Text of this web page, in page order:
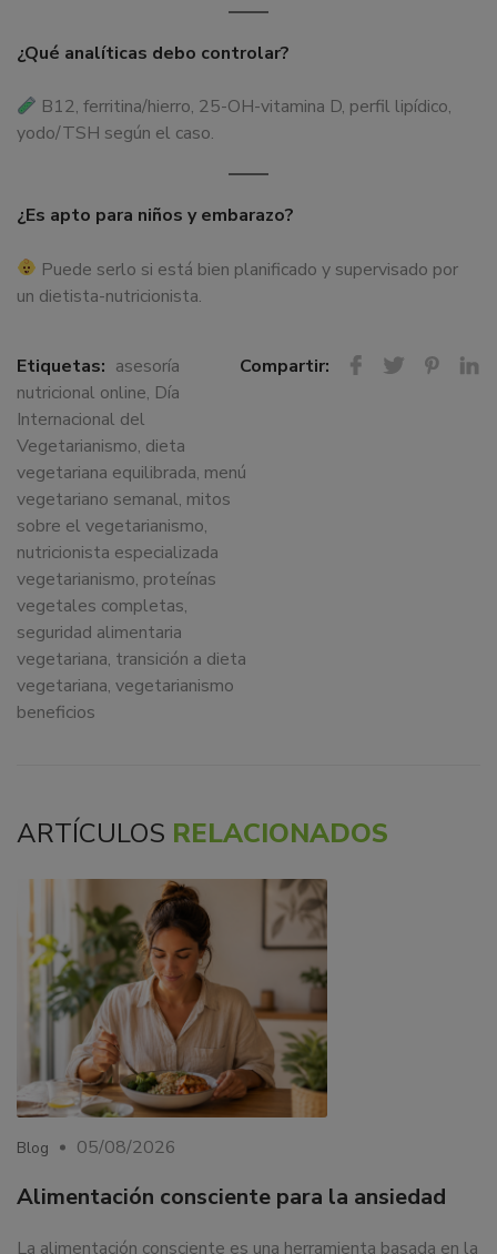
¿Qué analíticas debo controlar?
B12, ferritina/hierro, 25-OH-vitamina D, perfil lipídico,
yodo/TSH según el caso.
¿Es apto para niños y embarazo?
Puede serlo si está bien planificado y supervisado por
un dietista-nutricionista.
Etiquetas: asesoría
nutricional online, Día
Internacional del
Vegetarianismo, dieta
vegetariana equilibrada, menú
vegetariano semanal, mitos
sobre el vegetarianismo,
nutricionista especializada
vegetarianismo, proteínas
vegetales completas,
seguridad alimentaria
vegetariana, transición a dieta
vegetariana, vegetarianismo
beneficios
Compartir:
ARTÍCULOS RELACIONADOS
Blog 05/08/2026
Alimentación consciente para la ansiedad
La alimentación consciente es una herramienta basada en la